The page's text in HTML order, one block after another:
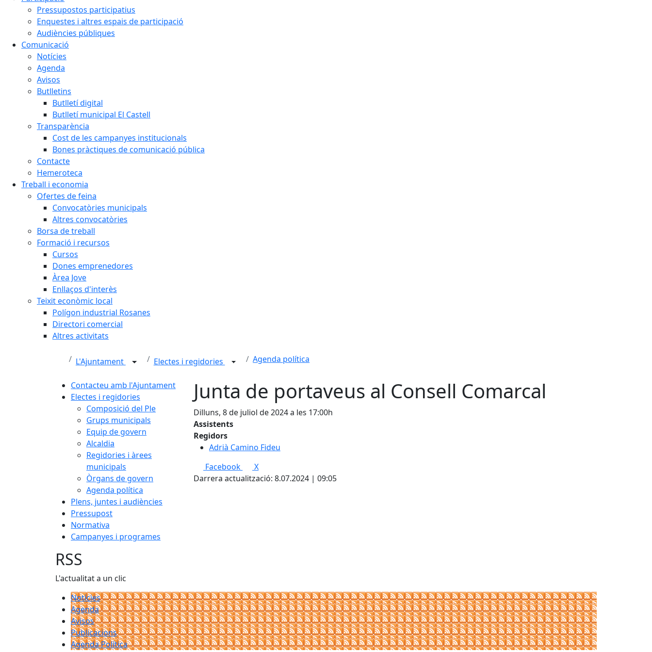
Pressupostos participatius
Enquestes i altres espais de participació
Audiències públiques
Comunicació
Notícies
Agenda
Avisos
Butlletins
Butlletí digital
Butlletí municipal El Castell
Transparència
Cost de les campanyes institucionals
Bones pràctiques de comunicació pública
Contacte
Hemeroteca
Treball i economia
Ofertes de feina
Convocatòries municipals
Altres convocatòries
Borsa de treball
Formació i recursos
Cursos
Dones emprenedores
Àrea Jove
Enllaços d'interès
Teixit econòmic local
Polígon industrial Rosanes
Directori comercial
Altres activitats
L'Ajuntament Electes i regidories Agenda política
Contacteu amb l'Ajuntament
Electes i regidories
Composició del Ple
Grups municipals
Equip de govern
Alcaldia
Regidories i àrees
municipals
Òrgans de govern
Agenda política
Plens, juntes i audiències
Pressupost
Normativa
Campanyes i programes
Junta de portaveus al Consell Comarcal
Dilluns, 8 de juliol de 2024 a les 17:00h
Assistents
Regidors
Adrià Camino Fideu
Facebook
X
Darrera actualització: 8.07.2024 | 09:05
RSS
L'actualitat a un clic
Notícies
Agenda
Avisos
Publicacions
Agenda Política